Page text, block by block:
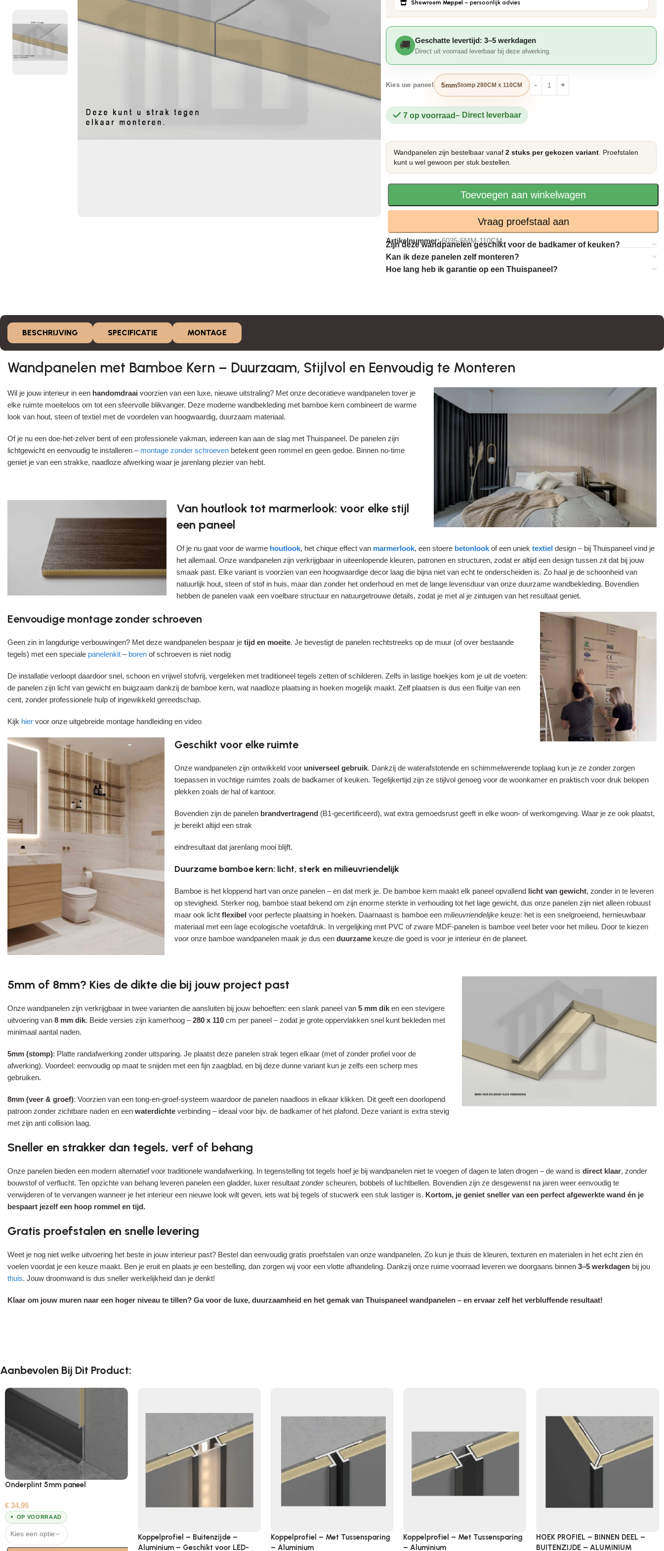
Showroom Meppel – persoonlijk advies
Geschatte levertijd: 3–5 werkdagen
Direct uit voorraad leverbaar bij deze afwerking.
Kies uw paneel 5mmStomp 280CM x 110CM
7 op voorraad
Wandpanelen zijn bestelbaar vanaf2 stuks per gekozen variant . Proefstalen
kunt u wel gewoon per stuk bestellen.
Toevoegen aan winkelwagen
Vraag proefstaal aan
Artikelnummer:6035-5MM-110CM
Zijn deze wandpanelen geschikt voor de badkamer of keuken?
Kan ik deze panelen zelf monteren?
Hoe lang heb ik garantie op een Thuispaneel?
BESCHRIJVING SPECIFICATIE MONTAGE
Wandpanelen met Bamboe Kern – Duurzaam, Stijlvol en Eenvoudig te Monteren
Wil je jouw interieur in een handomdraai voorzien van een luxe, nieuwe uitstraling? Met onze decoratieve wandpanelen tover je
elke ruimte moeiteloos om tot een sfeervolle blikvanger. Deze moderne wandbekleding met bamboe kern combineert de warme
look van hout, steen of textiel met de voordelen van hoogwaardig, duurzaam materiaal.
Of je nu een doe-het-zelver bent of een professionele vakman, iedereen kan aan de slag met Thuispaneel. De panelen zijn
lichtgewicht en eenvoudig te installeren – montage zonder schroeven betekent geen rommel en geen gedoe. Binnen no-time
geniet je van een strakke, naadloze afwerking waar je jarenlang plezier van hebt.
Van houtlook tot marmerlook: voor elke stijl
een paneel
Of je nu gaat voor de warme houtlook, het chique effect van marmerlook, een stoere betonlook of een uniek textiel design – bij Thuispaneel vind je
het allemaal. Onze wandpanelen zijn verkrijgbaar in uiteenlopende kleuren, patronen en structuren, zodat er altijd een design tussen zit dat bij jouw
smaak past. Elke variant is voorzien van een hoogwaardige decor laag die bijna niet van echt te onderscheiden is. Zo haal je de schoonheid van
natuurlijk hout, steen of stof in huis, maar dan zonder het onderhoud en met de lange levensduur van onze duurzame wandbekleding. Bovendien
hebben de panelen vaak een voelbare structuur en natuurgetrouwe details, zodat je met al je zintuigen van het resultaat geniet.
Eenvoudige montage zonder schroeven
Geen zin in langdurige verbouwingen? Met deze wandpanelen bespaar je tijd en moeite. Je bevestigt de panelen rechtstreeks op de muur (of over bestaande
tegels) met een speciale panelenkit – boren of schroeven is niet nodig
De installatie verloopt daardoor snel, schoon en vrijwel stofvrij, vergeleken met traditioneel tegels zetten of schilderen. Zelfs in lastige hoekjes kom je uit de voeten:
de panelen zijn licht van gewicht en buigzaam dankzij de bamboe kern, wat naadloze plaatsing in hoeken mogelijk maakt. Zelf plaatsen is dus een fluitje van een
cent, zonder professionele hulp of ingewikkeld gereedschap.
Kijk hier voor onze uitgebreide montage handleiding en video
Geschikt voor elke ruimte
Onze wandpanelen zijn ontwikkeld voor universeel gebruik. Dankzij de waterafstotende en schimmelwerende toplaag kun je ze zonder zorgen
toepassen in vochtige ruimtes zoals de badkamer of keuken. Tegelijkertijd zijn ze stijlvol genoeg voor de woonkamer en praktisch voor druk belopen
plekken zoals de hal of kantoor.
Bovendien zijn de panelen brandvertragend (B1-gecertificeerd), wat extra gemoedsrust geeft in elke woon- of werkomgeving. Waar je ze ook plaatst,
je bereikt altijd een strak
eindresultaat dat jarenlang mooi blijft.
Duurzame bamboe kern: licht, sterk en milieuvriendelijk
Bamboe is het kloppend hart van onze panelen – en dat merk je. De bamboe kern maakt elk paneel opvallend licht van gewicht, zonder in te leveren
op stevigheid. Sterker nog, bamboe staat bekend om zijn enorme sterkte in verhouding tot het lage gewicht, dus onze panelen zijn niet alleen robuust
maar ook licht flexibel voor perfecte plaatsing in hoeken. Daarnaast is bamboe een milieuvriendelijke keuze: het is een snelgroeiend, hernieuwbaar
materiaal met een lage ecologische voetafdruk. In vergelijking met PVC of zware MDF-panelen is bamboe veel beter voor het milieu. Door te kiezen
voor onze bamboe wandpanelen maak je dus een duurzame keuze die goed is voor je interieur én de planeet.
5mm of 8mm? Kies de dikte die bij jouw project past
Onze wandpanelen zijn verkrijgbaar in twee varianten die aansluiten bij jouw behoeften: een slank paneel van 5 mm dik en een stevigere
uitvoering van 8 mm dik. Beide versies zijn kamerhoog –280 x 110 cm per paneel – zodat je grote oppervlakken snel kunt bekleden met
minimaal aantal naden.
5mm (stomp): Platte randafwerking zonder uitsparing. Je plaatst deze panelen strak tegen elkaar (met of zonder profiel voor de
afwerking). Voordeel: eenvoudig op maat te snijden met een fijn zaagblad, en bij deze dunne variant kun je zelfs een scherp mes
gebruiken.
8mm (veer & groef): Voorzien van een tong-en-groef-systeem waardoor de panelen naadloos in elkaar klikken. Dit geeft een doorlopend
patroon zonder zichtbare naden en een waterdichte verbinding – ideaal voor bijv. de badkamer of het plafond. Deze variant is extra stevig
met zijn anti collision laag.
Sneller en strakker dan tegels, verf of behang
Onze panelen bieden een modern alternatief voor traditionele wandafwerking. In tegenstelling tot tegels hoef je bij wandpanelen niet te voegen of dagen te laten drogen – de wand is direct klaar, zonder
bouwstof of verflucht. Ten opzichte van behang leveren panelen een gladder, luxer resultaat zonderscheuren, bobbels of luchtbellen. Bovendien zijn ze desgewenst na jaren weer eenvoudig te
verwijderen of te vervangen wanneer je het interieur een nieuwe look wilt geven, iets wat bij tegels of stucwerk een stuk lastiger is. Kortom, je geniet sneller van een perfect afgewerkte wand én je
bespaart jezelf een hoop rommel en tijd.
Gratis proefstalen en snelle levering
Weet je nog niet welke uitvoering het beste in jouw interieur past? Bestel dan eenvoudig gratis proefstalen van onze wandpanelen. Zo kun je thuis de kleuren, texturen en materialen in het echt zien én
voelen voordat je een keuze maakt. Ben je eruit en plaats je een bestelling, dan zorgen wij voor een vlotte afhandeling. Dankzij onze ruime voorraad leveren we doorgaans binnen 3–5 werkdagen bij jou
thuis. Jouw droomwand is dus sneller werkelijkheid dan je denkt!
Klaar om jouw muren naar een hoger niveau te tillen? Ga voor de luxe, duurzaamheid en het gemak van Thuispaneel wandpanelen – en ervaar zelf het verbluffende resultaat!
Aanbevolen Bij Dit Product:
Onderplint 5mm paneel
€ 34,95
OP VOORRAAD
Koppelprofiel – Buitenzijde –
Aluminium – Geschikt voor LED-
Koppelprofiel – Met Tussensparing
– Aluminium
Koppelprofiel – Met Tussensparing
– Aluminium
HOEK PROFIEL – BINNEN DEEL –
BUITENZIJDE – ALUMINIUM